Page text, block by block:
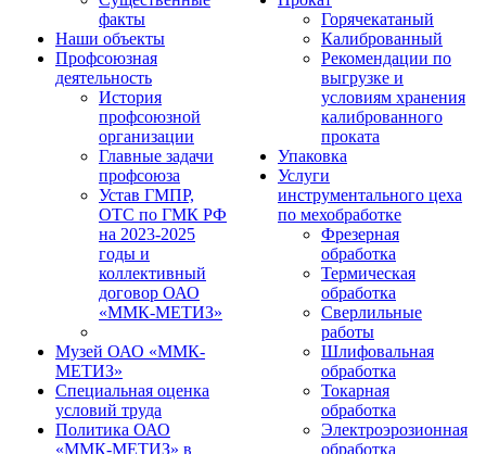
факты
Наши объекты
Профсоюзная
деятельность
История
профсоюзной
организации
Главные задачи
профсоюза
Устав ГМПР,
ОТС по ГМК РФ
на 2023-2025
годы и
коллективный
договор ОАО
«ММК-МЕТИЗ»
Музей ОАО «ММК-
МЕТИЗ»
Специальная оценка
условий труда
Политика ОАО
«ММК-МЕТИЗ» в
Горячекатаный
Калиброванный
Рекомендации по
выгрузке и
условиям хранения
калиброванного
проката
Упаковка
Услуги
инструментального цеха
по мехобработке
Фрезерная
обработка
Термическая
обработка
Сверлильные
работы
Шлифовальная
обработка
Токарная
обработка
Электроэрозионная
обработка